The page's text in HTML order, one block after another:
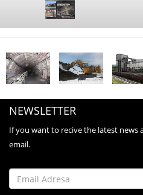
lista
NEWSLETTER
If you want to recive the latest news
email.